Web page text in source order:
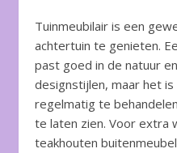
Tuinmeubilair is een
achtertuin te genieten.
past goed in de natuur
designstijlen, maar het
regelmatig te
te laten zien. Voor extra
teakhouten